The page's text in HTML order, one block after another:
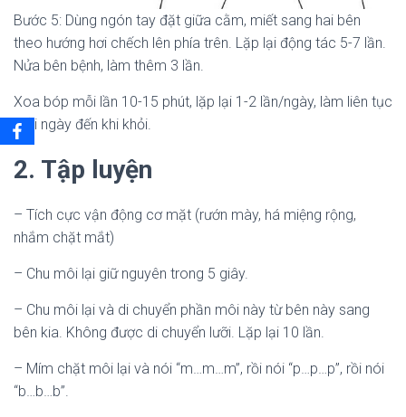
Bước 5: Dùng ngón tay đặt giữa cằm, miết sang hai bên
theo hướng hơi chếch lên phía trên. Lặp lại động tác 5-7 lần.
Nửa bên bệnh, làm thêm 3 lần.
Xoa bóp mỗi lần 10-15 phút, lặp lại 1-2 lần/ngày, làm liên tục
mỗi ngày đến khi khỏi.
2. Tập luyện
– Tích cực vận động cơ mặt (rướn mày, há miệng rộng,
nhắm chặt mắt)
– Chu môi lại giữ nguyên trong 5 giây.
– Chu môi lại và di chuyển phần môi này từ bên này sang
bên kia. Không được di chuyển lưỡi. Lặp lại 10 lần.
– Mím chặt môi lại và nói “m…m…m”, rồi nói “p…p…p”, rồi nói
“b…b…b”.